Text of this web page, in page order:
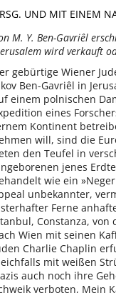
UND MIT EINEM
M. Y. Ben-Gavriêl
wird verkauft
gebürtige Wiener
Ben-Gavriêl in
einem polnischen
eines
Kontinent
will, sind die
den Teufel in
jenes
wie ein
unbekannter,
Ferne
Constanza, von
Wien mit seinen
Charlie Chaplin
mit weißen
auch noch ihre
verboten, Mein